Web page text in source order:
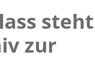
steht
zur